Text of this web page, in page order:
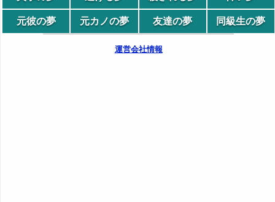
元彼の夢 元カノの夢 友達の夢 同級生の夢
運営会社情報